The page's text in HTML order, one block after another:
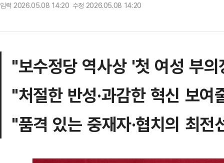
입력 2026.05.08 14:20 수정 2026.05.08 14:20
"보수정당 역사상 '첫 여성 부
"처절한 반성·과감한 혁신 보여
"품격 있는 중재자·협치의 최전